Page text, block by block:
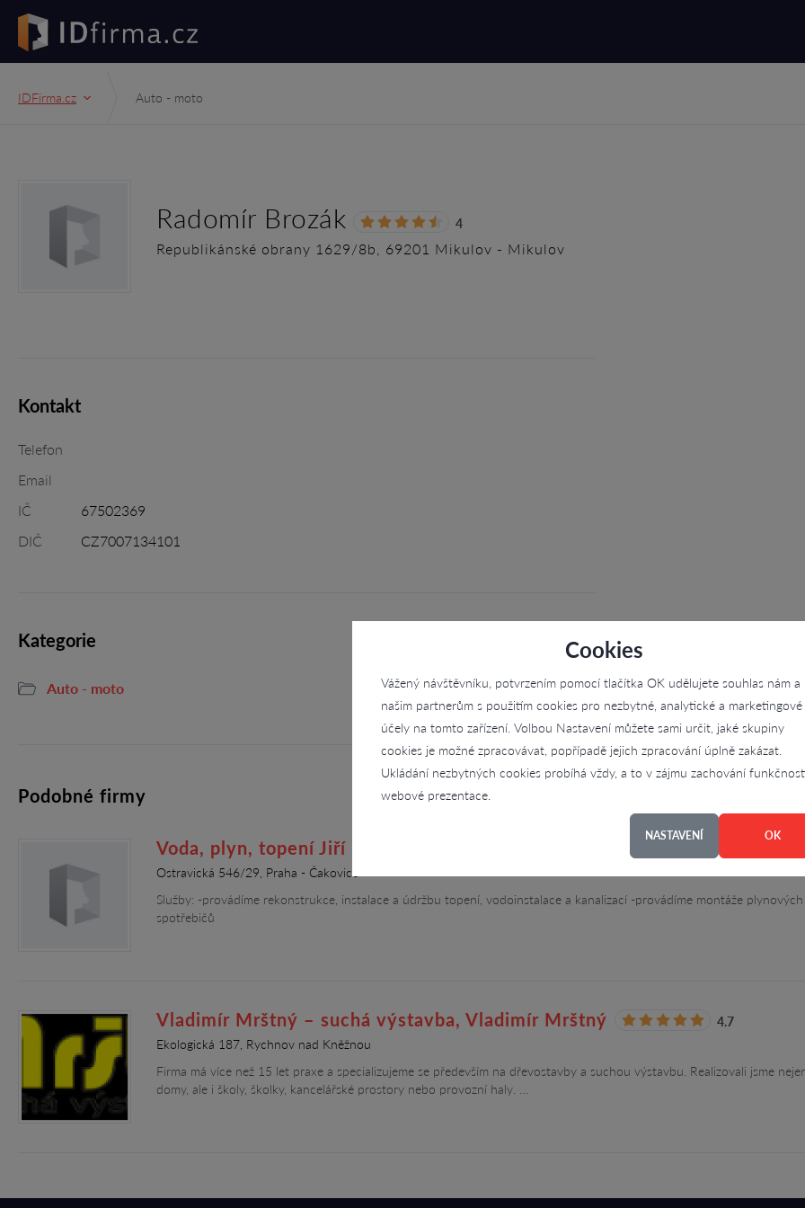
Cookies
Vážený návštěvníku, potvrzením pomocí tlačítka OK udělujete souhlas nám a
našim partnerům s použitím cookies pro nezbytné, analytické a marketingové
účely na tomto zařízení. Volbou Nastavení můžete sami určit, jaké skupiny
cookies je možné zpracovávat, popřípadě jejich zpracování úplně zakázat.
Ukládání nezbytných cookies probíhá vždy, a to v zájmu zachování
webové prezentace.
NASTAVENÍ OK
IDFirma.cz Auto - moto
Radomír Brozák 4
Republikánské obrany 1629/8b, 69201 Mikulov - Mikulov
Kontakt
Telefon
Email
IČ
67502369
DIČ
CZ7007134101
Kategorie
Auto - moto
Podobné firmy
Voda, plyn, topení Jiří Kroc, Jiří Kroc
Ostravická 546/29, Praha - Čakovice
Služby: -provádíme rekonstrukce, instalace a údržbu topení, vodoinstalace a kanalizací -provádíme montáže plynových
spotřebičů
Vladimír Mrštný – suchá výstavba, Vladimír Mrštný
4.7
Ekologická 187, Rychnov nad Kněžnou
Firma má více než 15 let praxe a specializujeme se především na dřevostavby a suchou výstavbu. Realizovali jsme
domy, ale i školy, školky, kancelářské prostory nebo provozní haly. …